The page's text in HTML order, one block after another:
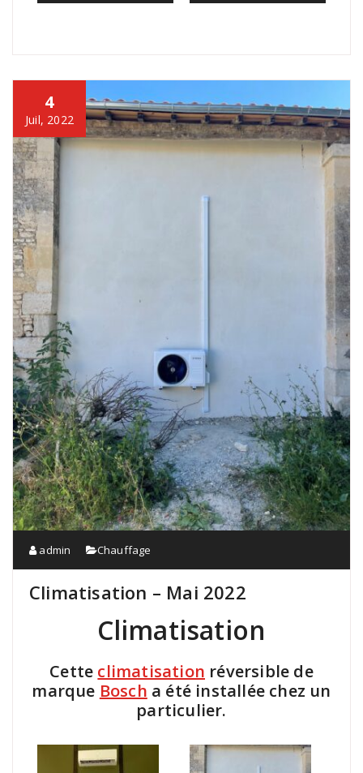
4
Juil, 2022
admin Chauffage
Climatisation – Mai 2022
Climatisation
Cette climatisation réversible de
marque Bosch a été installée chez un
particulier.